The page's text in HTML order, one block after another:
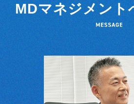
MDマネジメント